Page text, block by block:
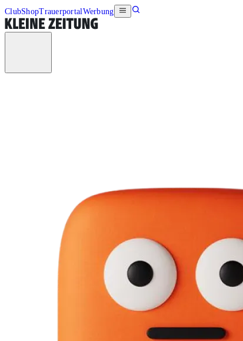
ClubShopTrauerportalWerbung